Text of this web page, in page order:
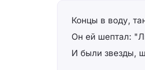
Концы в воду,
Он ей шептал:
И были звезды,